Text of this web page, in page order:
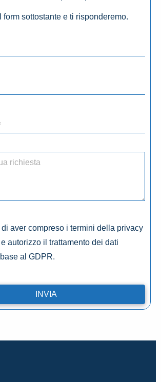
form sottostante e ti risponderemo.
aver compreso i termini della privacy
autorizzo il trattamento dei dati
al GDPR.